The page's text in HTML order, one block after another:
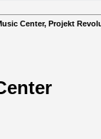
Center, Projekt